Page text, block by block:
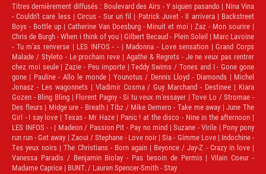
Titres dernièrement diffusés : Boulevard des Airs - Y siguen pasando | Nina Vina
- Couldn't care less | Circus - Sur un fil | Patrick Juvet - Il arrivera | Backstreet
Boys - Bottle up | Catherine Van Doesburg - Minuit et moi | Zaz - Mon sourire |
Chris de Burgh - When i think of you | Gilbert Becaud - Plein Soleil | Marc Lavoine
- Tu m'as renverse | LES INFOS - - | Madonna - Love sensation | Grand Corps
Malade / Styleto - Le prochain reve | Agathe & Regrets - Je ne veux pas rentrer
chez moi seule | Zazie - Peu importe | Teddy Swims / Tones and I - Gone gone
gone | Pauline - Allo le monde | Younotus / Dennis Lloyd - Diamonds | Michel
Jonasz - Les wagonnets | Vladimir Cosma / Guy Marchand - Destinee | Kiara
Gozen - Bling Bling | Florent Pagny - Si tu veux m'essayer | Tove Lo / Stromae -
Des fleurs | Midge ure - Breath | Tibz / Mike Demero - Take me away | June The
Girl - I say love | Texas - Mr Haze | Panic ! at the disco - Nine in the afternoon |
LES INFOS - - | Madeon / Passion Pit - Pay no mind | Suzane - Virile | Pony pony
run run - Get away | Zaoui / Stephane - Love noir | Sia - Gimme Love | Indochine -
Tes yeux noirs | The Christians - Born again | Beyonce / Jay-Z - Crazy in love |
Vanessa Paradis / Benjamin Biolay - Pas besoin de Permis | Vilain Coeur -
Madame Caprice | BUNT. / Lauren Spencer-Smith - Stay